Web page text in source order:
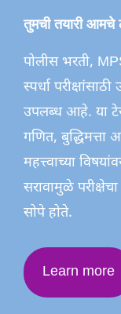
तुमची तयारी आमचे
पोलीस भरती,
स्पर्धा
उपलब्ध आहे. या
गणित, बुद्धिमत्ता
महत्त्वाच्या
सरावामुळे
सोपे होते.
Learn more